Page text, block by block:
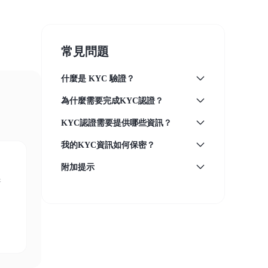
常見問題
什麼是 KYC 驗證？
為什麼需要完成KYC認證？
KYC認證需要提供哪些資訊？
我的KYC資訊如何保密？
附加提示